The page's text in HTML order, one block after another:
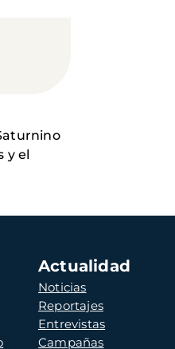
y el
Actualidad
Noticias
Reportajes
Entrevistas
Campañas